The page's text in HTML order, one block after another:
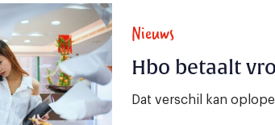
Nieuws
Hbo betaalt
Dat verschil kan